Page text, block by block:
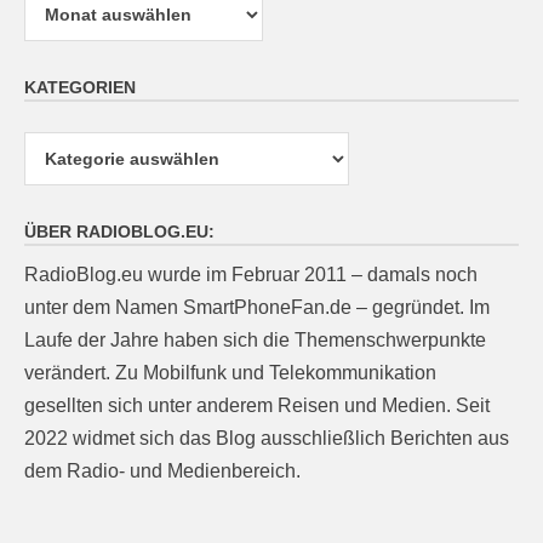
KATEGORIEN
ÜBER RADIOBLOG.EU:
RadioBlog.eu wurde im Februar 2011 – damals noch
unter dem Namen SmartPhoneFan.de – gegründet. Im
Laufe der Jahre haben sich die Themenschwerpunkte
verändert. Zu Mobilfunk und Telekommunikation
gesellten sich unter anderem Reisen und Medien. Seit
2022 widmet sich das Blog ausschließlich Berichten aus
dem Radio- und Medienbereich.